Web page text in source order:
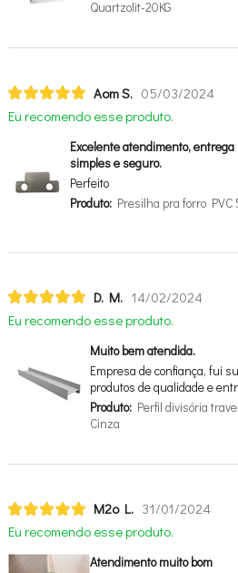
Quartzolit-20KG
Aom S. 05/03/2024
Eu recomendo esse produto.
Excelente atendimento,
simples e seguro.
Perfeito
Produto:Presilha pra forro PVC
D. M. 14/02/2024
Eu recomendo esse produto.
Muito bem atendida.
Empresa de confiança, fui
produtos de qualidade e
Produto:Perfil divisória
Cinza
M2o L. 31/01/2024
Eu recomendo esse produto.
Atendimento muito bom